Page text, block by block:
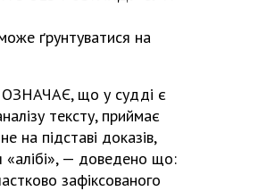
ґрунтуватися на
що у судді є
тексту, приймає
на підставі доказів,
«алібі», — доведено що:
зафіксованого